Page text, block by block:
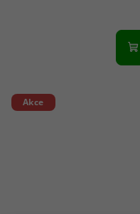
Akce